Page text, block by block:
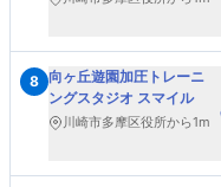
8 向ヶ丘遊園加圧トレーニ
ングスタジオ スマイル
川崎市多摩区役所から1m